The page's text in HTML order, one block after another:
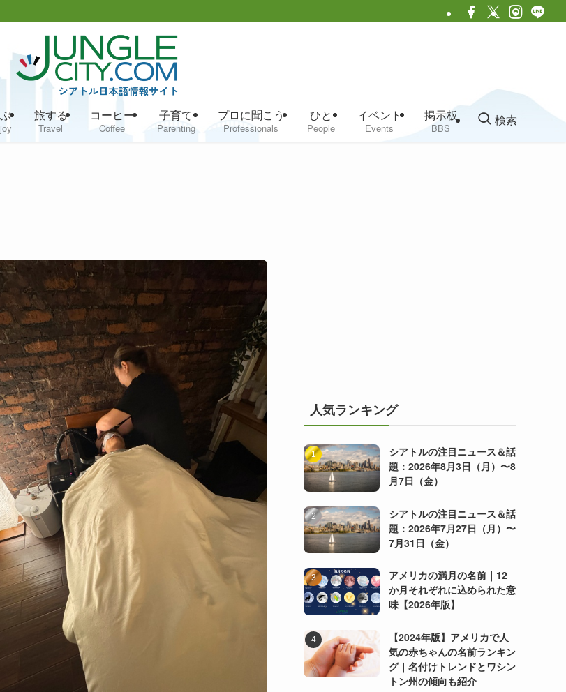
旅する
Travel
コーヒー
Coffee
子育て
Parenting
プロに聞こう
Professionals
ひと
People
イベント
Events
掲示板
BBS
検索
人気ランキング
シアトルの注目ニュース＆話
題：2026年8月3日（月）〜8
月7日（金）
シアトルの注目ニュース＆話
題：2026年7月27日（月）〜
7月31日（金）
アメリカの満月の名前｜12
か月それぞれに込められた意
味【2026年版】
【2024年版】アメリカで人
気の赤ちゃんの名前ランキン
グ｜名付けトレンドとワシン
トン州の傾向も紹介